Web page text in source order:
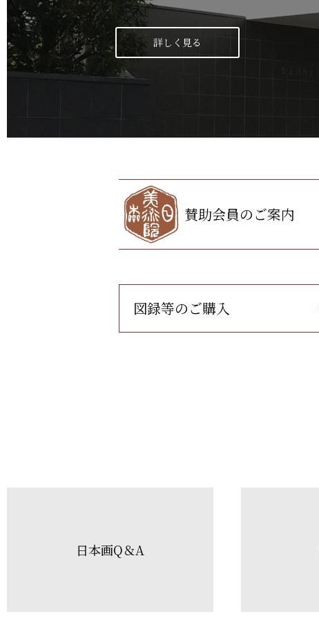
詳しく見る
賛助会員のご案内
図録等のご購入
日本画Q＆A